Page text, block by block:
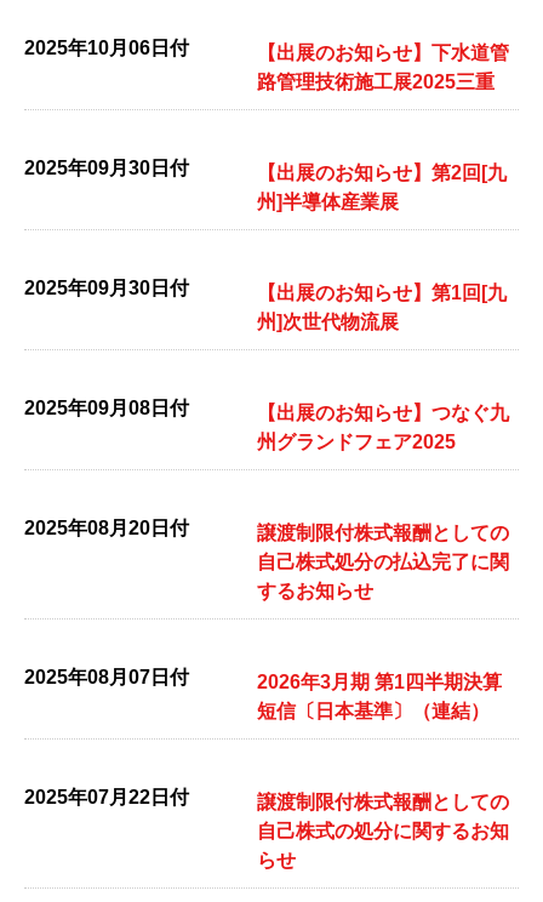
2025年10月06日付
【出展のお知らせ】下水道管
路管理技術施工展2025三重
2025年09月30日付
【出展のお知らせ】第2回[九
州]半導体産業展
2025年09月30日付
【出展のお知らせ】第1回[九
州]次世代物流展
2025年09月08日付
【出展のお知らせ】つなぐ九
州グランドフェア2025
2025年08月20日付
譲渡制限付株式報酬としての
自己株式処分の払込完了に関
するお知らせ
2025年08月07日付
2026年3月期 第1四半期決算
短信〔日本基準〕（連結）
2025年07月22日付
譲渡制限付株式報酬としての
自己株式の処分に関するお知
らせ